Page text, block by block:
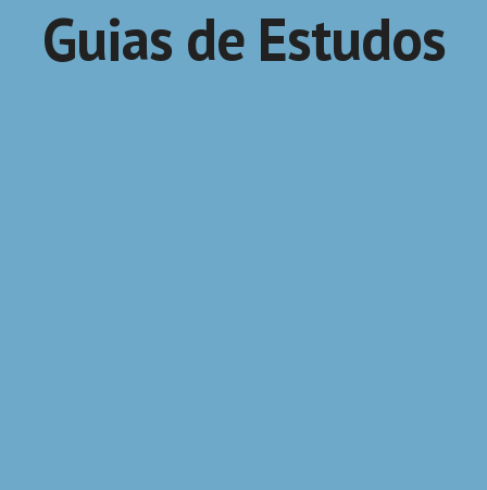
Guias de Estudos